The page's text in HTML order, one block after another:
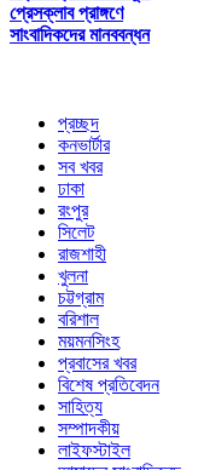
প্রেসক্লাব প্রাঙ্গণে
সাংবাদিকদের মানববন্ধন
প্রচ্ছদ
কনভার্টার
সব খবর
ঢাকা
রংপুর
সিলেট
রাজশাহী
খুলনা
চট্টগ্রাম
বরিশাল
ময়মনসিংহ
প্রবাসের খবর
বিশেষ প্রতিবেদন
সাহিত্য
সম্পাদকীয়
লাইফস্টাইল